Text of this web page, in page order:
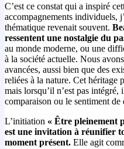
C’est ce constat qui a inspiré
accompagnements individuels,
thématique revenait souvent.
ressentent une nostalgie du
au monde moderne, ou une
à la société actuelle. Nous
avancées, aussi bien que des
reliées à la nature. Cet héritage
mais lorsqu’il n’est pas
comparaison ou le sentiment de
L’initiation « Être pleinement
est une invitation à réunifier
moment présent. Elle agit